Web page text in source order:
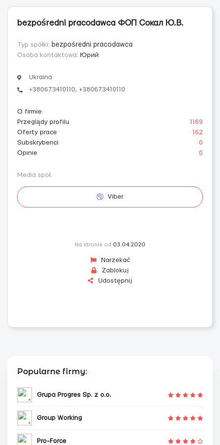
bezpośredni pracodawca ФОП Сокал Ю.В.
Typ spółki: bezpośredni pracodawca
Osoba kontaktowa: Юрий
Ukraina
+380673410110, +380673410110
O firmie:
Przeglądy profilu
1169
Oferty prace
162
Subskrybenci
0
Opinie
0
Media społ.
Viber
Na stronie od 03.04.2020
Narzekać
Zablokuj
Udostępnij
Popularne firmy:
Grupa Progres Sp. z o.o.
Group Working
Pro-Force